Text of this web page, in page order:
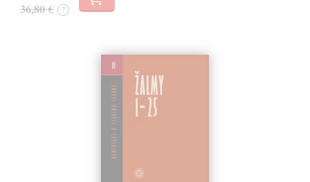
36,80 € ?